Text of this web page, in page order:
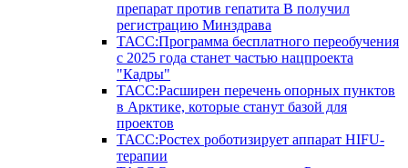
препарат против гепатита В получил
регистрацию Минздрава
ТАСС:Программа бесплатного переобучения
с 2025 года станет частью нацпроекта
"Кадры"
ТАСС:Расширен перечень опорных пунктов
в Арктике, которые станут базой для
проектов
ТАСС:Ростех роботизирует аппарат HIFU-
терапии